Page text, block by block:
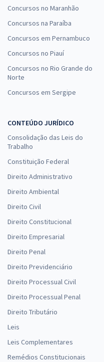
Concursos no Maranhão
Concursos na Paraíba
Concursos em Pernambuco
Concursos no Piauí
Concursos no Rio Grande do
Norte
Concursos em Sergipe
CONTEÚDO JURÍDICO
Consolidação das Leis do
Trabalho
Constituição Federal
Direito Administrativo
Direito Ambiental
Direito Civil
Direito Constitucional
Direito Empresarial
Direito Penal
Direito Previdenciário
Direito Processual Civil
Direito Processual Penal
Direito Tributário
Leis
Leis Complementares
Remédios Constitucionais